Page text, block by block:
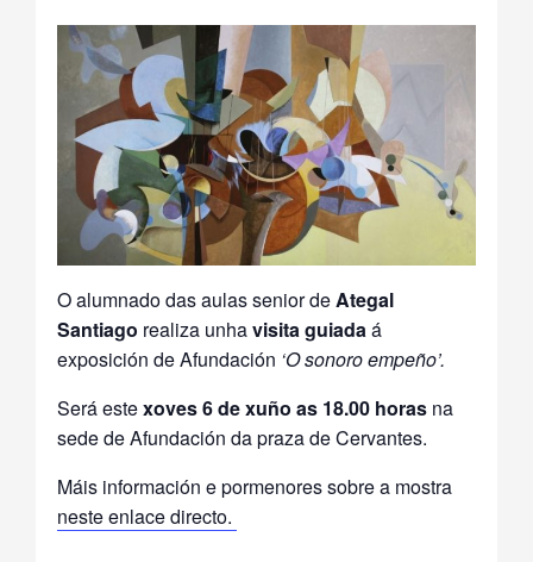
O alumnado das aulas senior deAtegal
Santiago realiza unhavisita guiadaá
exposición de Afundación ‘O sonoro empeño’.
Será estexoves 6 de xuño as 18.00 horas na
sede de Afundación da praza de Cervantes.
Máis información e pormenores sobre a mostra
neste enlace directo.